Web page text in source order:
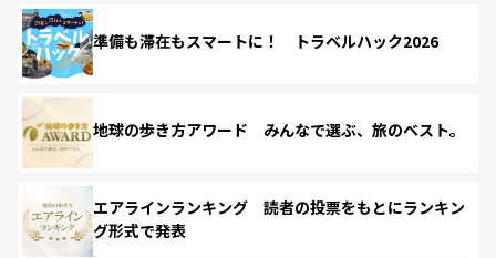
準備も滞在もスマートに！ トラベルハック2026
地球の歩き方アワード みんなで選ぶ、旅のベスト。
エアラインランキング 読者の投票をもとにランキン
グ形式で発表